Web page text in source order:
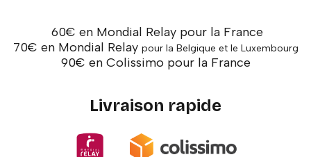
60€ en Mondial Relay pour la France
70€ en Mondial Relay pour la Belgique et le Luxembourg
90€ en Colissimo pour la France
Livraison rapide